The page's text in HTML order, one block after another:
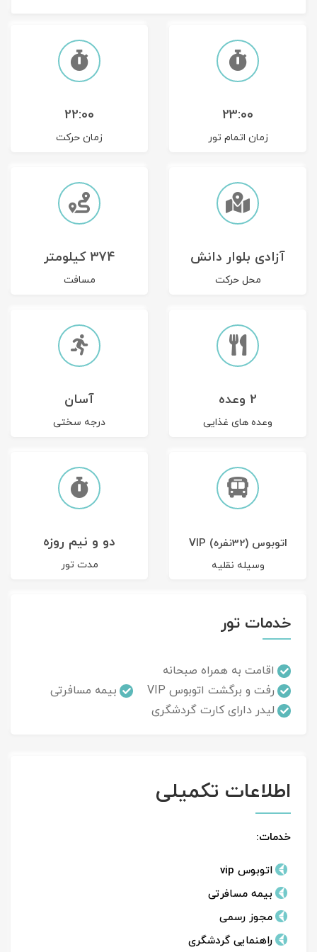
22:00
زمان حرکت
23:00
زمان اتمام تور
374 کیلومتر
مسافت
آزادی بلوار دانش
محل حرکت
آسان
درجه سختی
2 وعده
وعده های غذایی
دو و نیم روزه
مدت تور
اتوبوس (32نفره) VIP
وسیله نقلیه
خدمات تور
اقامت به همراه صبحانه
رفت و برگشت اتوبوس VIP
بیمه مسافرتی
لیدر دارای کارت گردشگری
اطلاعات تکمیلی
خدمات:
اتوبوس vip
بیمه مسافرتی
مجوز رسمی
راهنمایی گردشگری
تور چابهار
تور کاشان
تور ترکمن صحرا